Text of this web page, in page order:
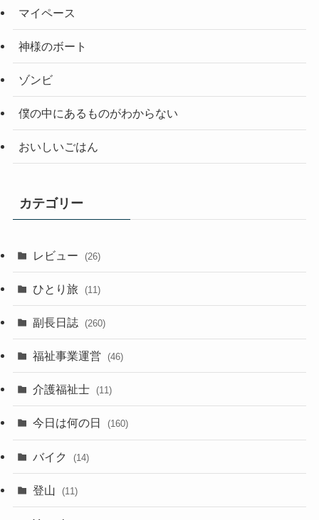
マイペース
神様のボート
ゾンビ
僕の中にあるものがわからない
おいしいごはん
カテゴリー
レビュー (26)
ひとり旅 (11)
副長日誌 (260)
福祉事業運営 (46)
介護福祉士 (11)
今日は何の日 (160)
バイク (14)
登山 (11)